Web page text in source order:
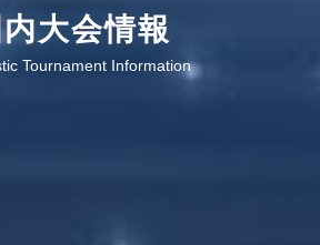
大会情報
Tournament Information